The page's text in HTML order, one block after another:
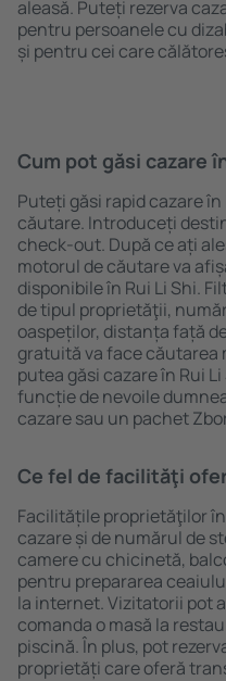
aleasă. Puteți rezerva
pentru persoanele cu
și pentru cei care
Cum pot găsi cazare
Puteți găsi rapid cazare
căutare. Introduceți
check-out. După ce ați
motorul de căutare va
disponibile în Rui Li Shi.
de tipul proprietăţii,
oaspeților, distanța față
gratuită va face căutarea
putea găsi cazare în Rui
funcție de nevoile
cazare sau un pachet
Ce fel de facilităţi
Facilitățile proprietăţilor
cazare și de numărul de
camere cu chicinetă,
pentru prepararea
la internet. Vizitatorii pot
comanda o masă la
piscină. În plus, pot
proprietăți care oferă